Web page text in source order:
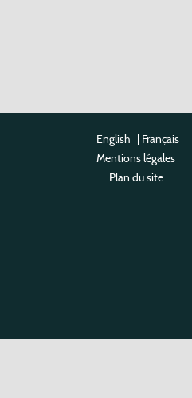
English | Français
Mentions légales
Plan du site